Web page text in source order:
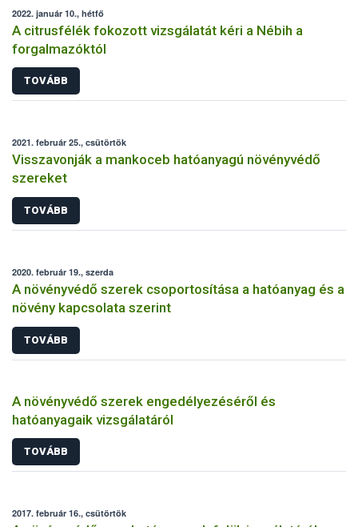
2022. január 10., hétfő
A citrusfélék fokozott vizsgálatát kéri a Nébih a
forgalmazóktól
TOVÁBB
2021. február 25., csütörtök
Visszavonják a mankoceb hatóanyagú növényvédő
szereket
TOVÁBB
2020. február 19., szerda
A növényvédő szerek csoportosítása a hatóanyag és a
növény kapcsolata szerint
TOVÁBB
A növényvédő szerek engedélyezéséről és
hatóanyagaik vizsgálatáról
TOVÁBB
2017. február 16., csütörtök